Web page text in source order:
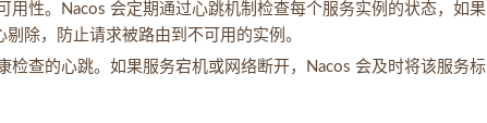
性。Nacos 会定期通过心跳机制检查每个服务实例的状态，如果
除，防止请求被路由到不可用的实例。
查的心跳。如果服务宕机或网络断开，Nacos 会及时将该服务标